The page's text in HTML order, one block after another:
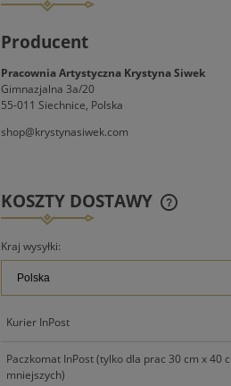
Producent
Pracownia Artystyczna Krystyna Siwek
Gimnazjalna 3a/20
55-011 Siechnice, Polska
shop@krystynasiwek.com
KOSZTY DOSTAWY
Kraj wysyłki:
Kurier InPost
Paczkomat InPost (tylko dla prac 30 cm x 40
mniejszych)